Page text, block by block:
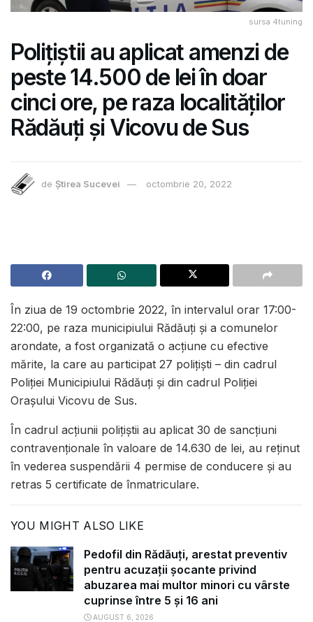
sursa 4tuning
Polițiștii au aplicat amenzi de
peste 14.500 de lei în doar
cinci ore, pe raza localităților
Rădăuți și Vicovu de Sus
de Știrea Sucevei octombrie 20, 2022
În ziua de 19 octombrie 2022, în intervalul orar 17:00-
22:00, pe raza municipiului Rădăuți și a comunelor
arondate, a fost organizată o acțiune cu efective
mărite, la care au participat 27 poliţişti – din cadrul
Poliției Municipiului Rădăuți și din cadrul Poliției
Orașului Vicovu de Sus.
În cadrul acțiunii polițiștii au aplicat 30 de sancțiuni
contravenționale în valoare de 14.630 de lei, au reținut
în vederea suspendării 4 permise de conducere și au
retras 5 certificate de înmatriculare.
YOU MIGHT ALSO LIKE
Pedofil din Rădăuți, arestat preventiv
pentru acuzații șocante privind
abuzarea mai multor minori cu vârste
cuprinse între 5 și 16 ani
AUGUST 6, 2026